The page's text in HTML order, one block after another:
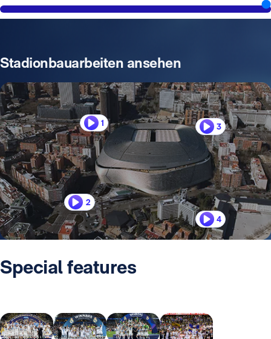
Stadionbauarbeiten ansehen
1
2
3
4
Special features